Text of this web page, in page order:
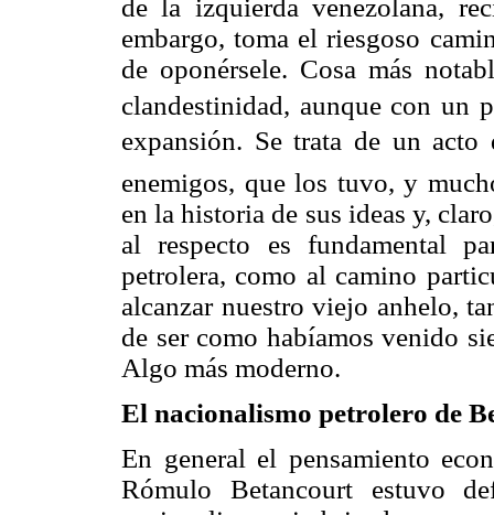
de la izquierda venezolana,
embargo, toma el riesgoso
de oponérsele. Cosa más
clandestinidad, aunque con un
expansión. Se trata de un acto
enemigos, que los tuvo, y
en la historia de sus ideas y,
al respecto es fundamental
petrolera, como al camino
alcanzar nuestro viejo anhelo,
de ser como habíamos venido
Algo más moderno.
El nacionalismo petrolero de
En general el pensamiento
Rómulo Betancourt estuvo